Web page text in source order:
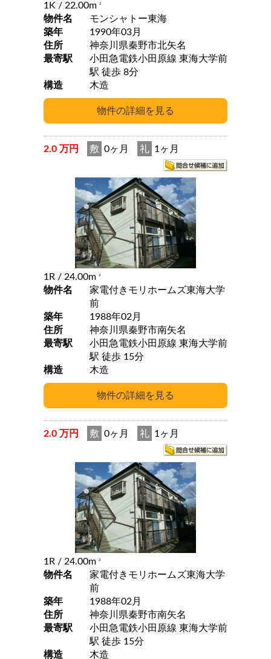
1K / 22.00m 2
物件名
モンシャトー東海
築年
1990年03月
住所
神奈川県秦野市北矢名
最寄駅
小田急電鉄小田原線 東海大学前
駅 徒歩 8分
構造
木造
2.0 万円 敷 0ヶ月 礼 1ヶ月
1R / 24.00m 2
物件名
家電付きモリホームズ東海大学
前
築年
1988年02月
住所
神奈川県秦野市南矢名
最寄駅
小田急電鉄小田原線 東海大学前
駅 徒歩 15分
構造
木造
2.0 万円 敷 0ヶ月 礼 1ヶ月
1R / 24.00m 2
物件名
家電付きモリホームズ東海大学
前
築年
1988年02月
住所
神奈川県秦野市南矢名
最寄駅
小田急電鉄小田原線 東海大学前
駅 徒歩 15分
構造
木造